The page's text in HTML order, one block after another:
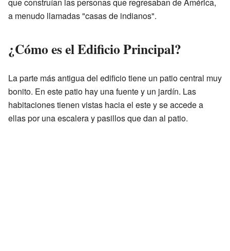
a menudo llamadas "casas de indianos".
¿Cómo es el Edificio Principal?
La parte más antigua del edificio tiene un patio central muy
bonito. En este patio hay una fuente y un jardín. Las
habitaciones tienen vistas hacia el este y se accede a
ellas por una escalera y pasillos que dan al patio.